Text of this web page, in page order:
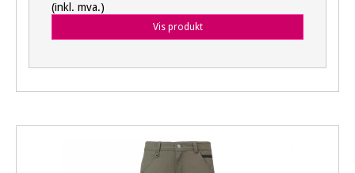
(inkl. mva.)
Vis produkt